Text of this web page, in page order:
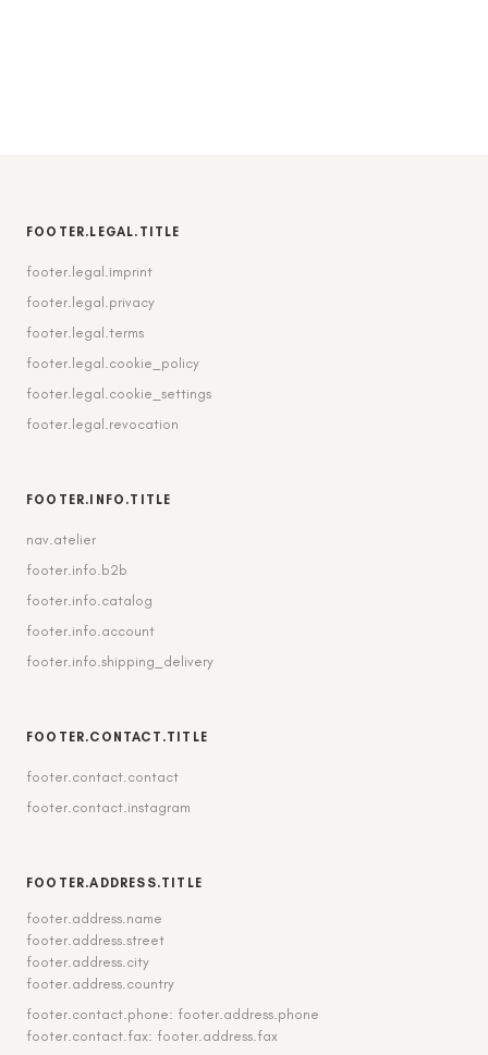
FOOTER.LEGAL.TITLE
footer.legal.imprint
footer.legal.privacy
footer.legal.terms
footer.legal.cookie_policy
footer.legal.cookie_settings
footer.legal.revocation
FOOTER.INFO.TITLE
nav.atelier
footer.info.b2b
footer.info.catalog
footer.info.account
footer.info.shipping_delivery
FOOTER.CONTACT.TITLE
footer.contact.contact
footer.contact.instagram
FOOTER.ADDRESS.TITLE
footer.address.name
footer.address.street
footer.address.city
footer.address.country
footer.contact.phone: footer.address.phone
footer.contact.fax: footer.address.fax